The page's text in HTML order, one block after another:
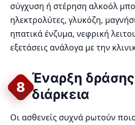
σύγχυση ή στέρηση αλκοόλ
ηλεκτρολύτες, γλυκόζη,
ηπατικά ένζυμα, νεφρική
εξετάσεις ανάλογα με την
8
Έναρξη δράσης
διάρκεια
Οι ασθενείς συχνά ρωτούν